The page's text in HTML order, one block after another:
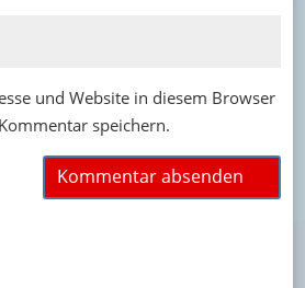
und Website in diesem Browser
speichern.